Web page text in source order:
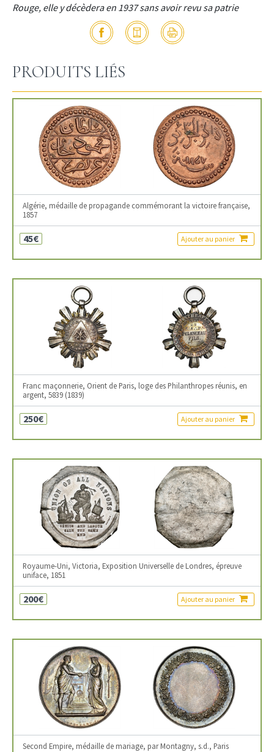
Rouge, elle y décèdera en 1937 sans avoir revu sa patrie
PRODUITS LIÉS
Algérie, médaille de propagande commémorant la victoire française,
1857
45€ Ajouter au panier
Franc maçonnerie, Orient de Paris, loge des Philanthropes réunis, en
argent, 5839 (1839)
250€ Ajouter au panier
Royaume-Uni, Victoria, Exposition Universelle de Londres, épreuve
uniface, 1851
200€ Ajouter au panier
Second Empire, médaille de mariage, par Montagny, s.d., Paris